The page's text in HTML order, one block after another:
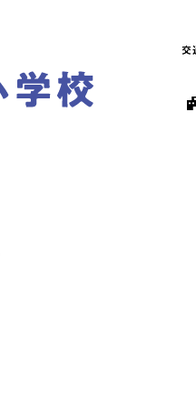
交